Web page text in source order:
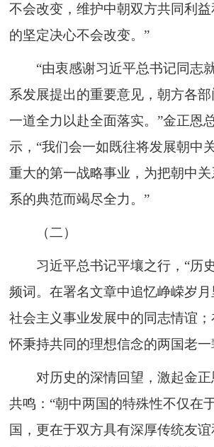
不会改变，维护中朝双方共同利
的坚定决心不会改变。”
“由衷感谢习近平总书记同志
系发展提出的重要意见，朝方各
一道全力以赴全面落实。”金正恩
示，“我们会一如既往将发展朝中
重大的第一战略事业，为把朝中
系的典范而竭尽全力。”
（二）
习近平总书记平壤之行，“历
频词。在署名文章中追忆峥嵘岁月
社会主义事业发展中的同志情谊
怀秉持共同的理想信念的两国老
对历史的深情回望，激起金
共鸣：“朝中两国的特殊性不仅在
国，更在于双方具有深厚传统友